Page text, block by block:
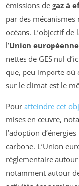
émissions de gaz à
par des mécanismes
océans. L’objectif
l’Union européenne
nettes de GES nul
que, peu importe où
sur le climat est le
Pour atteindre cet
mises en œuvre,
l’adoption
carbone. L’Union
réglementaire
notamment autour